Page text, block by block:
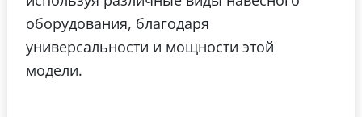
оборудования, благодаря
универсальности и мощности этой
модели.